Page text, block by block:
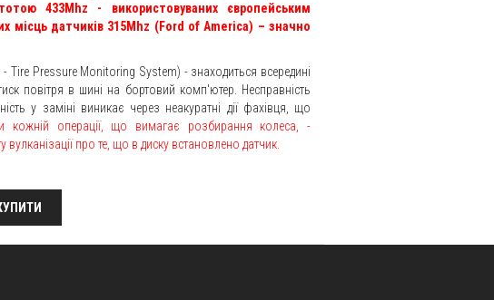
433Mhz - використовуваних європейським
місць датчиків 315Mhz (Ford of America) – значно
Tire Pressure Monitoring System) - знаходиться всередині
повітря в шині на бортовий комп'ютер. Несправність
у заміні виникає через неакуратні дії фахівця, що
кожній операції, що вимагає розбирання колеса, -
вулканізації про те, що в диску встановлено датчик.